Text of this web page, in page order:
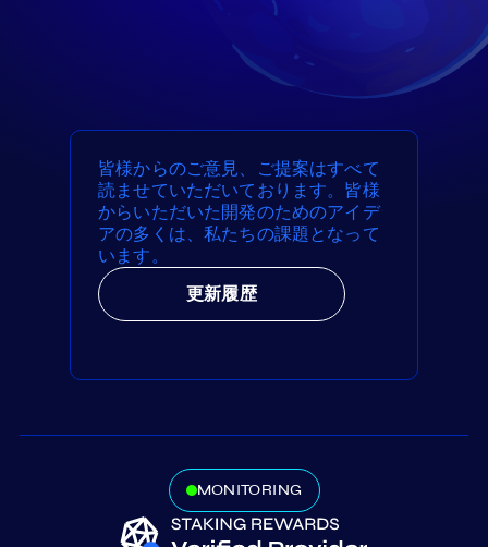
皆様からのご意見、ご提案はすべて
読ませていただいております。皆様
からいただいた開発のためのアイデ
アの多くは、私たちの課題となって
います。
更新履歴
MONITORING